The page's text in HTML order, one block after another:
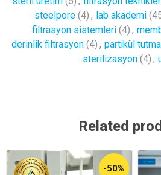
steelpore (4) , lab akademi
filtrasyon sistemleri (4) ,
derinlik filtrasyon (4) , partikül tutma
sterilizasyon (4) ,
Related
-50%